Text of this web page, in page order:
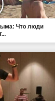
Что люди